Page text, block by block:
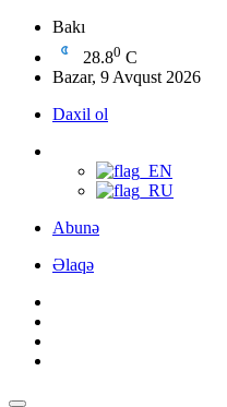
Bakı
28.80 C
Bazar, 9 Avqust 2026
Daxil ol
Abunə
Əlaqə